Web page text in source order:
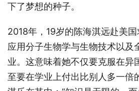
下了梦想的种子。
2018年，19岁的陈海淇远赴美
应用分子生物学与生物技术以及
业。这意味着她不仅要克服在异
至要在学业上付出比别人多一倍